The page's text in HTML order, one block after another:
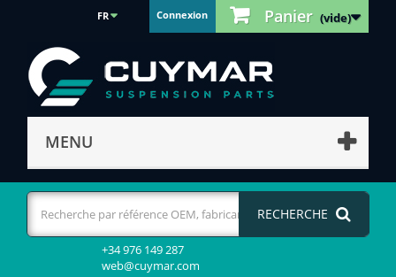
Panier (vide)
Connexion
FR
MENU
RECHERCHE
+34 976 149 287
web@cuymar.com